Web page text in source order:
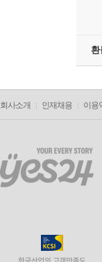
회사소개 인재채용 이용